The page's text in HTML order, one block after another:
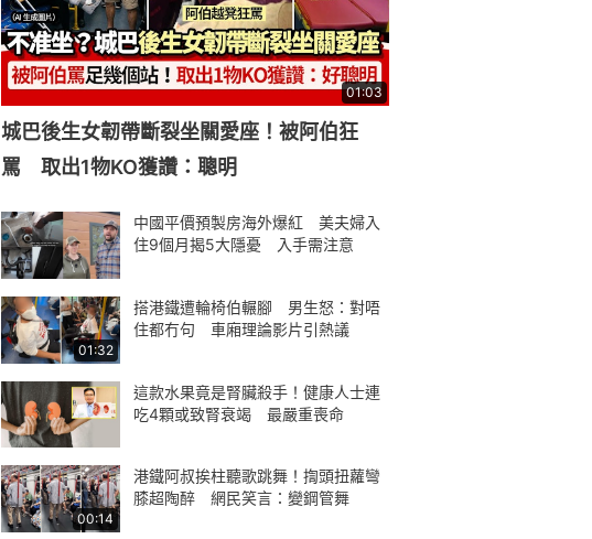
01:03
城巴後生女韌帶斷裂坐關愛座！被阿伯狂
罵 取出1物KO獲讚：聰明
中國平價預製房海外爆紅 美夫婦入
住9個月揭5大隱憂 入手需注意
01:32
搭港鐵遭輪椅伯輾腳 男生怒：對唔
住都冇句 車廂理論影片引熱議
這款水果竟是腎臟殺手！健康人士連
吃4顆或致腎衰竭 最嚴重喪命
00:14
港鐵阿叔挨柱聽歌跳舞！揈頭扭蘿彎
膝超陶醉 網民笑言：變鋼管舞